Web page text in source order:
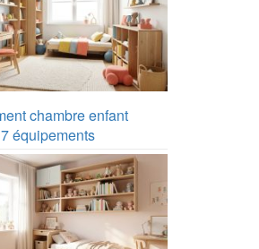
chambre enfant
équipements